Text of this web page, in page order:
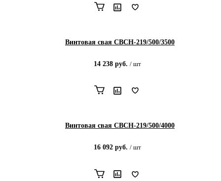
Винтовая свая СВСН-219/500/3500
14 238 руб. / шт
Винтовая свая СВСН-219/500/4000
16 092 руб. / шт